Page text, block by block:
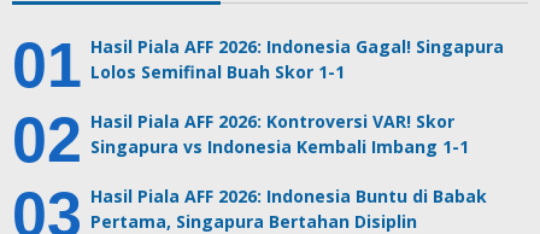
Hasil Piala AFF 2026: Indonesia Gagal! Singapura
Lolos Semifinal Buah Skor 1-1
Hasil Piala AFF 2026: Kontroversi VAR! Skor
Singapura vs Indonesia Kembali Imbang 1-1
Hasil Piala AFF 2026: Indonesia Buntu di Babak
Pertama, Singapura Bertahan Disiplin